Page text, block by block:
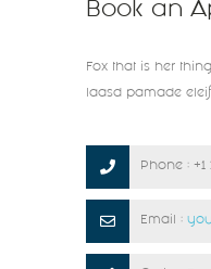
Book an
Fox that is her
laasd pamade
Phone : +1
Email :